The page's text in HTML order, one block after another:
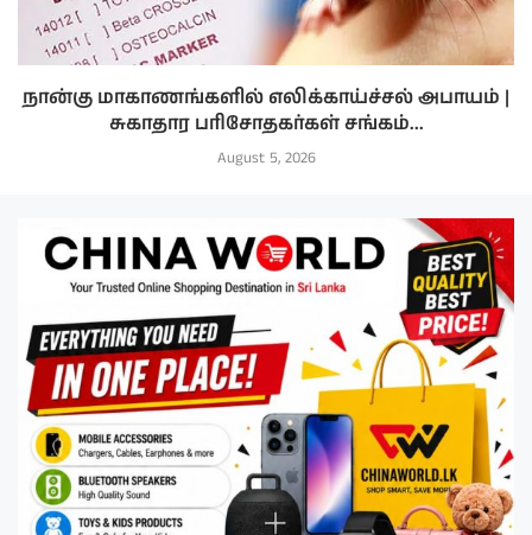
நான்கு மாகாணங்களில் எலிக்காய்ச்சல் அபாயம் |
சுகாதார பரிசோதகர்கள் சங்கம்...
August 5, 2026